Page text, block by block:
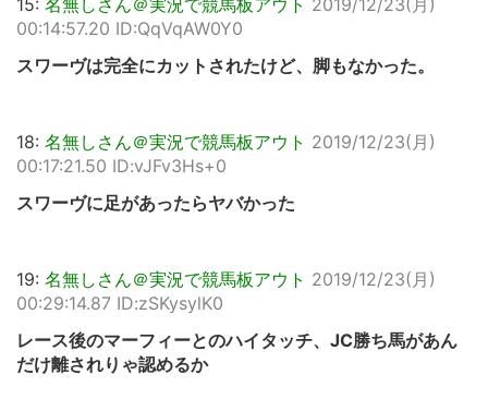
15: 名無しさん＠実況で競馬板アウト 2019/12/23(月)
00:14:57.20 ID:QqVqAW0Y0
スワーヴは完全にカットされたけど、脚もなかった。
18: 名無しさん＠実況で競馬板アウト 2019/12/23(月)
00:17:21.50 ID:vJFv3Hs+0
スワーヴに足があったらヤバかった
19: 名無しさん＠実況で競馬板アウト 2019/12/23(月)
00:29:14.87 ID:zSKysylK0
レース後のマーフィーとのハイタッチ、JC勝ち馬があん
だけ離されりゃ認めるか